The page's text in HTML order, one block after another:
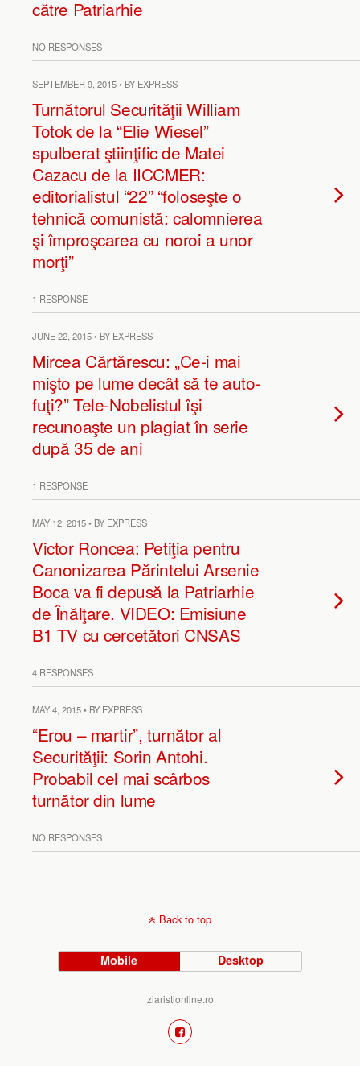
către Patriarhie
NO RESPONSES
SEPTEMBER 9, 2015 • BY EXPRESS
Turnătorul Securităţii William
Totok de la “Elie Wiesel”
spulberat ştiinţific de Matei
Cazacu de la IICCMER:
editorialistul “22” “foloseşte o
tehnică comunistă: calomnierea
şi împroşcarea cu noroi a unor
morţi”
1 RESPONSE
JUNE 22, 2015 • BY EXPRESS
Mircea Cărtărescu: „Ce-i mai
mişto pe lume decât să te auto-
fuţi?” Tele-Nobelistul îşi
recunoaşte un plagiat în serie
după 35 de ani
1 RESPONSE
MAY 12, 2015 • BY EXPRESS
Victor Roncea: Petiţia pentru
Canonizarea Părintelui Arsenie
Boca va fi depusă la Patriarhie
de Înălţare. VIDEO: Emisiune
B1 TV cu cercetători CNSAS
4 RESPONSES
MAY 4, 2015 • BY EXPRESS
“Erou – martir”, turnător al
Securităţii: Sorin Antohi.
Probabil cel mai scârbos
turnător din lume
NO RESPONSES
Back to top
Mobile Desktop
ziaristionline.ro